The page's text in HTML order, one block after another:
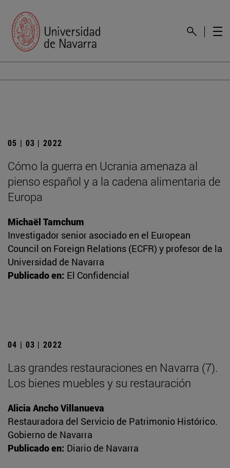
05 | 03 | 2022
Cómo la guerra en Ucrania amenaza al
pienso español y a la cadena alimentaria de
Europa
Michaël Tamchum
Investigador senior asociado en el European
Council on Foreign Relations (ECFR) y profesor de la
Universidad de Navarra
Publicado en: El Confidencial
04 | 03 | 2022
Las grandes restauraciones en Navarra (7).
Los bienes muebles y su restauración
Alicia Ancho Villanueva
Restauradora del Servicio de Patrimonio Histórico.
Gobierno de Navarra
Publicado en: Diario de Navarra